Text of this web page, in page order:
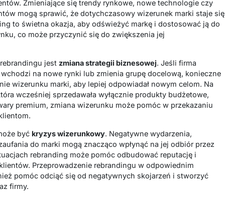
Zmieniające się trendy rynkowe, nowe technologie czy
mogą sprawić, że dotychczasowy wizerunek marki staje się
to świetna okazja, aby odświeżyć markę i dostosować ją do
co może przyczynić się do zwiększenia jej
jest zmiana strategii biznesowej. Jeśli firma
na nowe rynki lub zmienia grupę docelową, konieczne
wizerunku marki, aby lepiej odpowiadał nowym celom. Na
wcześniej sprzedawała wyłącznie produkty budżetowe,
premium, zmiana wizerunku może pomóc w przekazaniu
być kryzys wizerunkowy. Negatywne wydarzenia,
do marki mogą znacząco wpłynąć na jej odbiór przez
rebranding może pomóc odbudować reputację i
Przeprowadzenie rebrandingu w odpowiednim
pomóc odciąć się od negatywnych skojarzeń i stworzyć
firmy.